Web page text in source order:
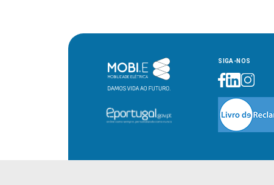
SIGA-NOS